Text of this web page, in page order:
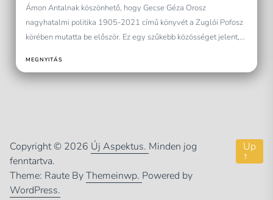
Ámon Antalnak köszönhető, hogy Gecse Géza Orosz
nagyhatalmi politika 1905-2021 című könyvét a Zuglói Pofosz
körében mutatta be először. Ez egy szűkebb közösséget jelent,
MEGNYITÁS
Copyright © 2026 Új Aspektus. Minden jog
fenntartva.
Theme: Raute ByThemeinwp. Powered by
WordPress.
Up
↑